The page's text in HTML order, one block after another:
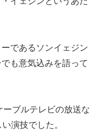
であるソンイェジン
も意気込みを語って
ブルテレビの放送な
演技でした。